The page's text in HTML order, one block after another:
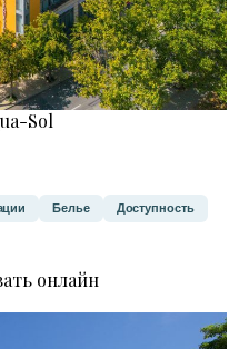
Sol
Белье Доступность
онлайн